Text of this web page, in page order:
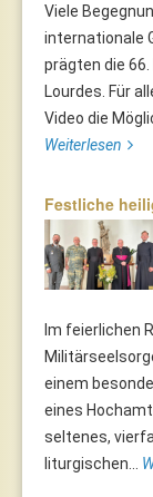
Viele
internationale
prägten die
Lourdes. Für
Video die
Weiterlesen
Festliche
Im feierlichen
einem
eines
seltenes,
liturgischen...